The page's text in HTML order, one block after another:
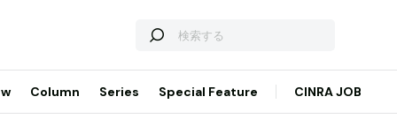
Column Series Special Feature CINRA JOB